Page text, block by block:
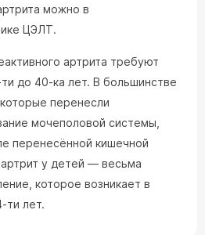
можно в
ЦЭЛТ.
артрита требуют
до 40-ка лет. В большинстве
перенесли
мочеполовой системы,
перенесённой кишечной
у детей — весьма
которое возникает в
ти лет.